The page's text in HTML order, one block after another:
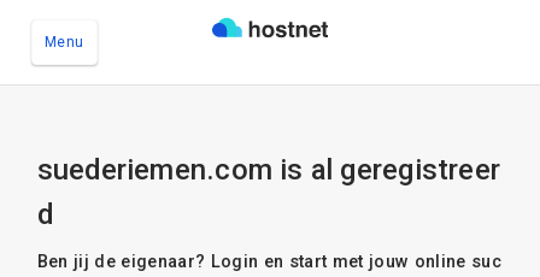
Menu
suederiemen.com is al geregistreer
d
Ben jij de eigenaar? Login en start met jouw online suc